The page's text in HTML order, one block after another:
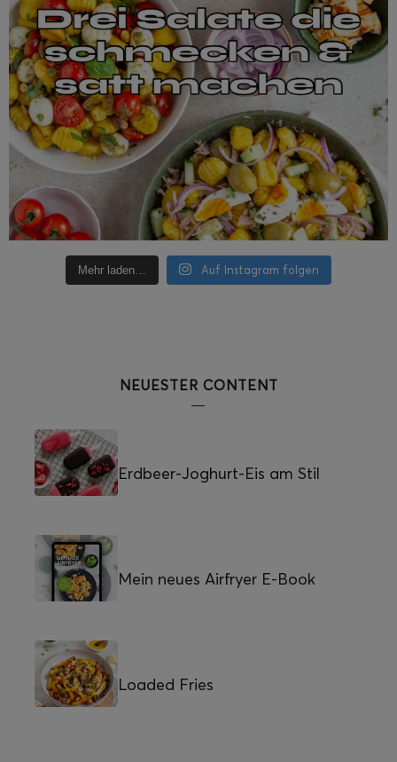
Mehr laden… Auf Instagram folgen
NEUESTER CONTENT
Erdbeer-Joghurt-Eis am Stil
Mein neues Airfryer E-Book
Loaded Fries